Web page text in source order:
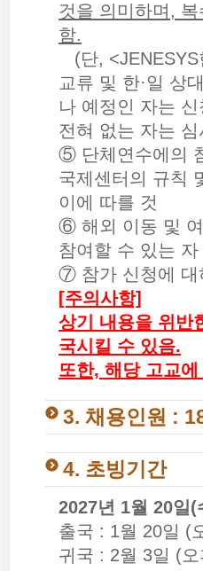
것을 의미하며,
함.
(단, <JENESYS
교류 및 한·일 상
나 예정인 자는
전혀 없는 자는
⑤ 단체연수에의
국제센터의 규칙
이에 따를 것
⑥ 해외 이동 및
참여할 수 있는 자
⑦ 참가 신청에 대
[주의사항]
상기 내용을 위반
국시킬 수 있음.
또한, 해당 고교
3. 채용인원 :
4. 초빙기간
2027년 1월 20일
출국 : 1월 20일 (
귀국 : 2월 3일 (